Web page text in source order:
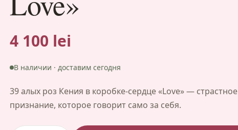
4 100 lei
В наличии · доставим сегодня
39 алых роз Кения в коробке-сердце «Love» — страстное
признание, которое говорит само за себя.